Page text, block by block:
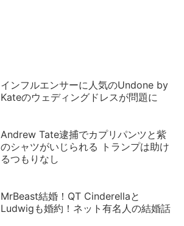
インフルエンサーに人気のUndone by
Kateのウェディングドレスが問題に
Andrew Tate逮捕でカプリパンツと紫
のシャツがいじられる トランプは助け
るつもりなし
MrBeast結婚！QT Cinderellaと
Ludwigも婚約！ネット有名人の結婚話